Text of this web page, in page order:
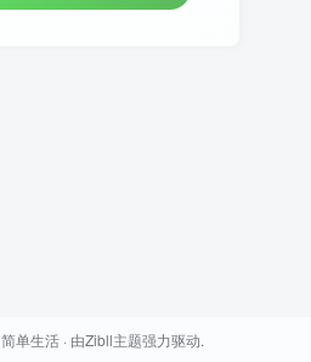
简单生活 · 由Zibll主题强力驱动.